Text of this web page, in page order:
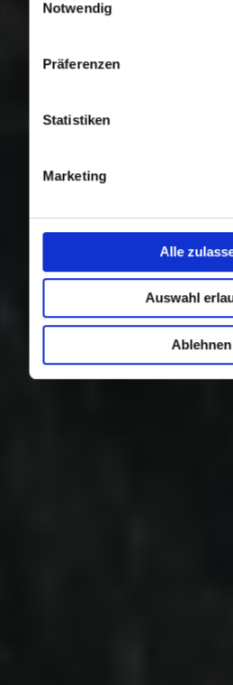
Nutzung der Dienste
Notwendig
Präferenzen
Statistiken
Marketing
Alle
Auswahl
Ablehnen